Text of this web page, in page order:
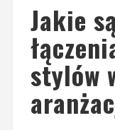
Jakie
stylów